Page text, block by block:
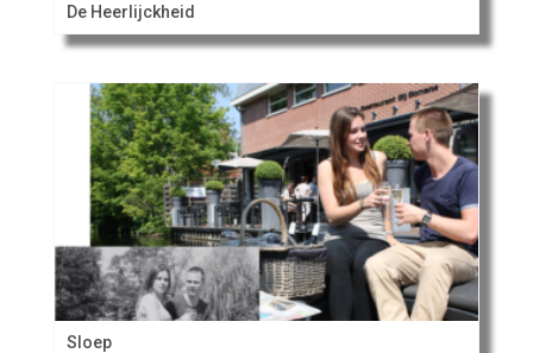
De Heerlijckheid
Sloep